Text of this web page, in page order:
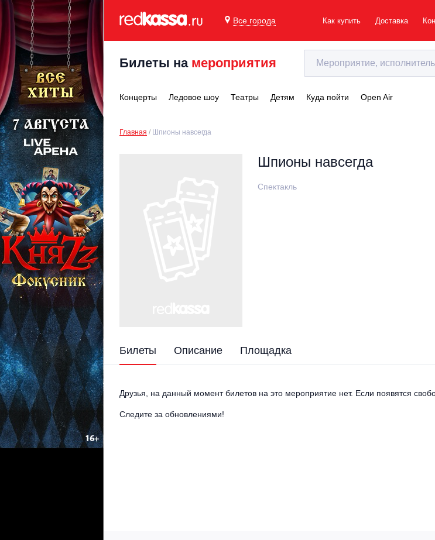
Все города Как купить Доставка
Билеты на мероприятия
Концерты Ледовое шоу Театры Детям Куда пойти Open Air
Главная Шпионы навсегда
Шпионы навсегда
Спектакль
Билеты Описание Площадка
Друзья, на данный момент билетов на это мероприятие нет. Если появятся
Следите за обновлениями!